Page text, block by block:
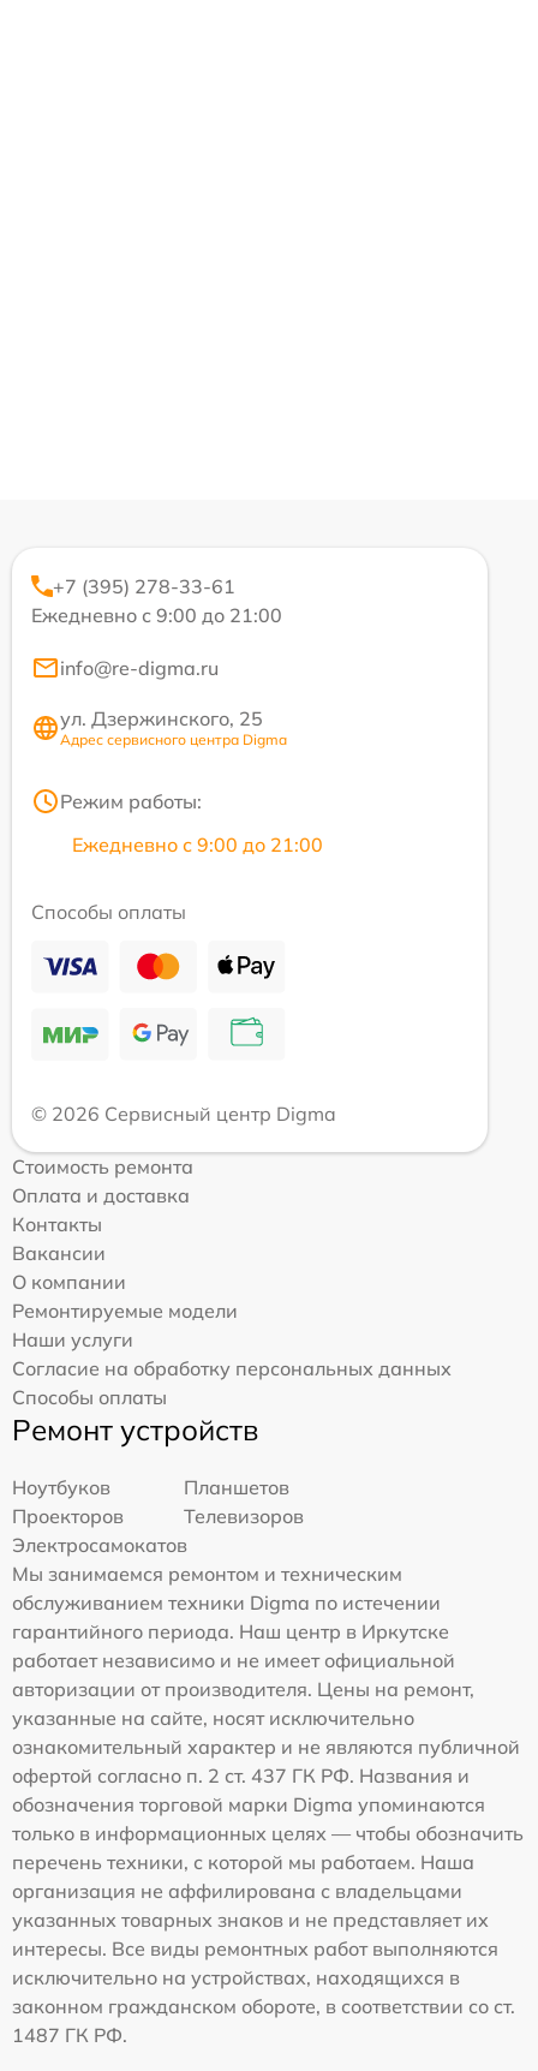
+7 (395) 278-33-61
Ежедневно с 9:00 до 21:00
info@re-digma.ru
ул. Дзержинского, 25
Адрес сервисного центра Digma
Режим работы:
Ежедневно с 9:00 до 21:00
Способы оплаты
© 2026 Сервисный центр Digma
Стоимость ремонта
Оплата и доставка
Контакты
Вакансии
О компании
Ремонтируемые модели
Наши услуги
Согласие на обработку персональных данных
Способы оплаты
Ремонт устройств
Ноутбуков
Планшетов
Проекторов
Телевизоров
Электросамокатов
Мы занимаемся ремонтом и техническим
обслуживанием техники Digma по истечении
гарантийного периода. Наш центр в Иркутске
работает независимо и не имеет официальной
авторизации от производителя. Цены на ремонт,
указанные на сайте, носят исключительно
ознакомительный характер и не являются публичной
офертой согласно п. 2 ст. 437 ГК РФ. Названия и
обозначения торговой марки Digma упоминаются
только в информационных целях — чтобы обозначить
перечень техники, с которой мы работаем. Наша
организация не аффилирована с владельцами
указанных товарных знаков и не представляет их
интересы. Все виды ремонтных работ выполняются
исключительно на устройствах, находящихся в
законном гражданском обороте, в соответствии со ст.
1487 ГК РФ.